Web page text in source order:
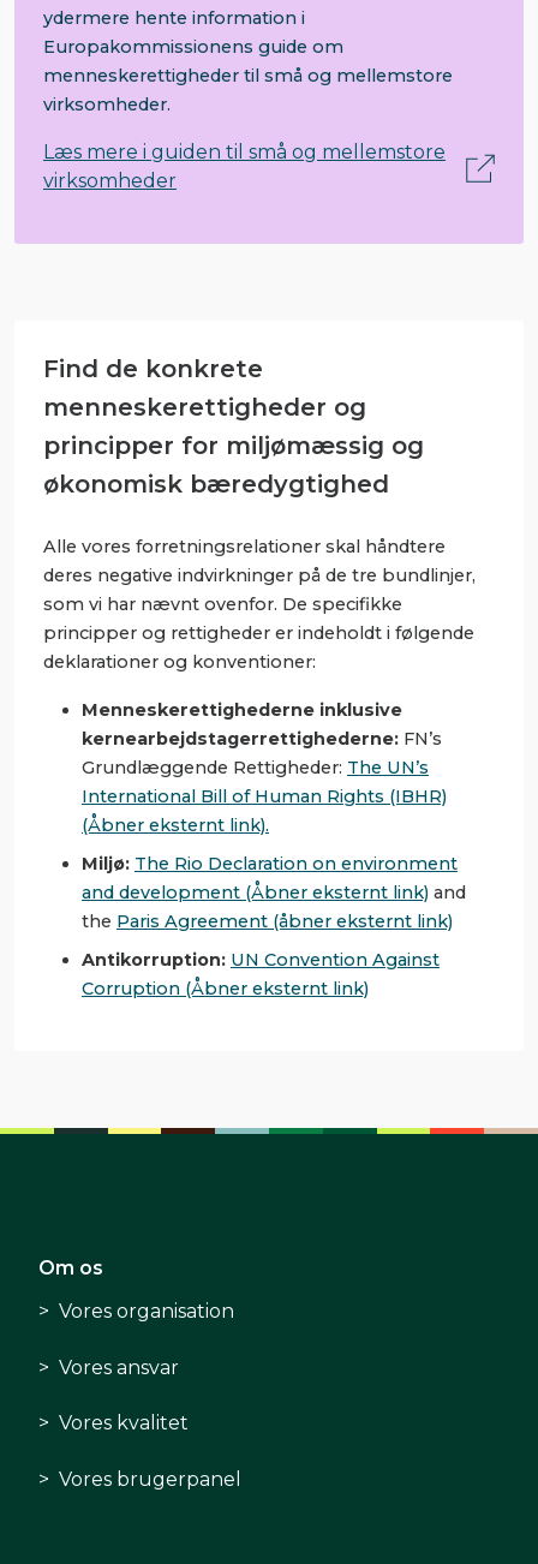
ydermere hente information i
Europakommissionens guide om
menneskerettigheder til små og mellemstore
virksomheder.
Læs mere i guiden til små og mellemstore
virksomheder
Find de konkrete
menneskerettigheder og
principper for miljømæssig og
økonomisk bæredygtighed
Alle vores forretningsrelationer skal håndtere
deres negative indvirkninger på de tre bundlinjer,
som vi har nævnt ovenfor. De specifikke
principper og rettigheder er indeholdt i følgende
deklarationer og konventioner:
Menneskerettighederne inklusive
kernearbejdstagerrettighederne: FN’s
Grundlæggende Rettigheder: The UN’s
International Bill of Human Rights (IBHR)
(Åbner eksternt link).
Miljø: The Rio Declaration on environment
and development (Åbner eksternt link) and
the Paris Agreement (åbner eksternt link)
Antikorruption: UN Convention Against
Corruption (Åbner eksternt link)
Om os
Vores organisation
Vores ansvar
Vores kvalitet
Vores brugerpanel